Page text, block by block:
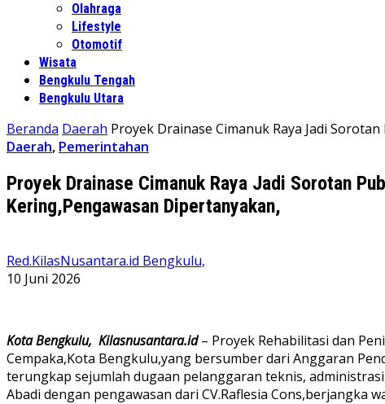
Olahraga
Lifestyle
Otomotif
Wisata
Bengkulu Tengah
Bengkulu Utara
Beranda Daerah Proyek Drainase Cimanuk Raya Jadi
Daerah, Pemerintahan
Proyek Drainase Cimanuk Raya Jadi Sorotan
Kering,Pengawasan Dipertanyakan,
Red.KilasNusantara.id Bengkulu,
10 Juni 2026
Kota Bengkulu, Kilasnusantara.id– Proyek Rehabilitasi dan
Cempaka,Kota Bengkulu,yang bersumber dari Anggaran
terungkap sejumlah dugaan pelanggaran teknis,
Abadi dengan pengawasan dari CV.Raflesia Cons,berjangka